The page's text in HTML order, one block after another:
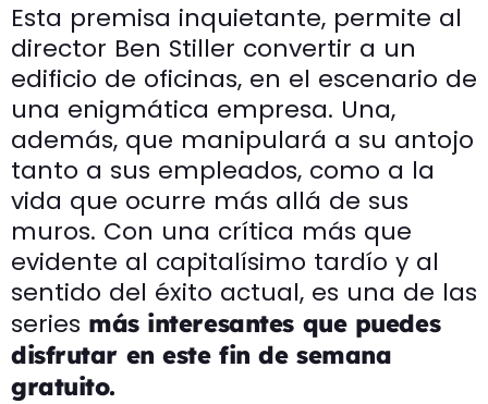
Esta premisa inquietante, permite al
director Ben Stiller convertir a un
edificio de oficinas, en el escenario de
una enigmática empresa. Una,
además, que manipulará a su antojo
tanto a sus empleados, como a la
vida que ocurre más allá de sus
muros. Con una crítica más que
evidente al capitalísimo tardío y al
sentido del éxito actual, es una de las
series más interesantes que puedes
disfrutar en este fin de semana
gratuito.